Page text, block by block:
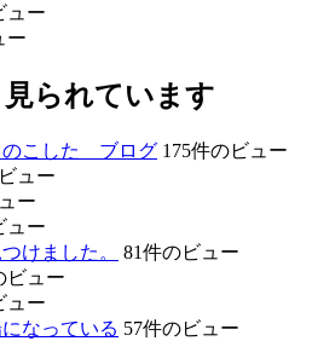
ュー
ー
られています
こした ブログ 175件のビュー
ュー
ー
ュー
けました。
81件のビュー
ビュー
ュー
なっている 57件のビュー